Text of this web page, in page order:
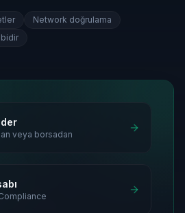
Network doğrulama
veya borsadan
Compliance